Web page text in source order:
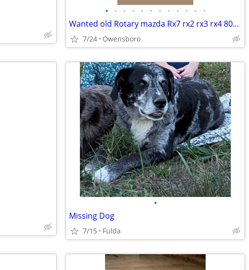
• • • • • • • • • • • •
Wanted old Rotary mazda Rx7 rx2 rx3 rx4 808 R100
7/24 Owensboro
•
Missing Dog
7/15 Fulda